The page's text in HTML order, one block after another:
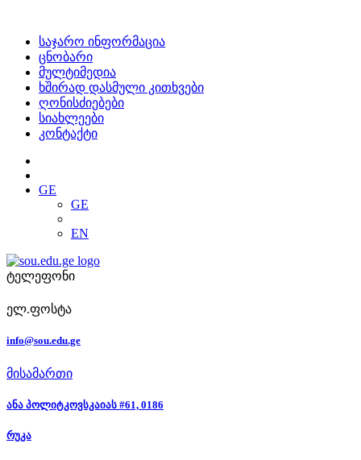
საჯარო ინფორმაცია
ცნობარი
მულტიმედია
ხშირად დასმული კითხვები
ღონისძიებები
სიახლეები
კონტაქტი
GE
GE
EN
ტელეფონი
ელ.ფოსტა
info@sou.edu.ge
მისამართი
ანა პოლიტკოვსკაიას #61, 0186
რუკა